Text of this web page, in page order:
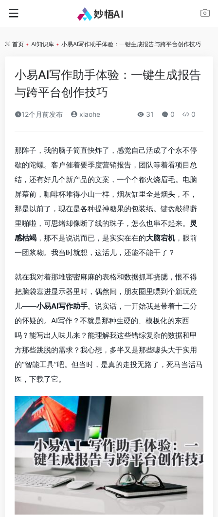
首页 • AI知识库 • 小易AI写作助手体验：一键生成报告与跨平台创作技巧
小易AI写作助手体验：一键生成报告
与跨平台创作技巧
12个月前发布 xiaohe 31 0 0
那阵子，我的脑子简直快炸了，感觉自己活成了个永不停
歇的陀螺。客户催着要季度营销报告，团队等着看项目总
结，还有好几个新产品的文案，一个个都火烧眉毛。电脑
屏幕前，咖啡杯堆得小山一样，烟灰缸里全是烟头，不，
那是以前了，现在是各种提神糖果的包装纸。键盘敲得噼
里啪啦，可思绪却像断了线的珠子，怎么也串不起来。 灵
感枯竭 ，那不是说说而已，是实实在在的大脑宕机，眼前
一团浆糊。我当时就想，这活儿，还能不能干了？
就在我对着那堆密密麻麻的表格和数据抓耳挠腮，恨不得
把脑袋塞进显示器里时，偶然间，朋友圈里瞟到个新玩意
儿——小易AI写作助手。说实话，一开始我是带着十二分
的怀疑的。AI写作？不就是那种生硬的、模板化的东西
吗？能写出人味儿来？能理解我这些错综复杂的数据和甲
方那些跳脱的需求？我心想，多半又是那些噱头大于实用
的“智能工具”吧。但当时，是真的走投无路了，死马当活马
医，下载了它。